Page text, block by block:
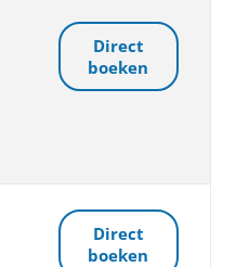
Direct
boeken
Direct
boeken